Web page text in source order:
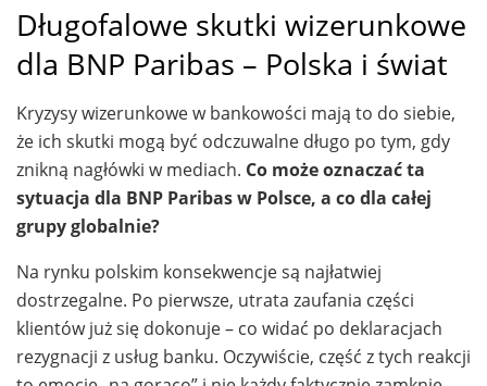
Długofalowe skutki wizerunkowe
dla BNP Paribas – Polska i świat
Kryzysy wizerunkowe w bankowości mają to do siebie,
że ich skutki mogą być odczuwalne długo po tym, gdy
znikną nagłówki w mediach. Co może oznaczać ta
sytuacja dla BNP Paribas w Polsce, a co dla całej
grupy globalnie?
Na rynku polskim konsekwencje są najłatwiej
dostrzegalne. Po pierwsze, utrata zaufania części
klientów już się dokonuje – co widać po deklaracjach
rezygnacji z usług banku. Oczywiście, część z tych reakcji